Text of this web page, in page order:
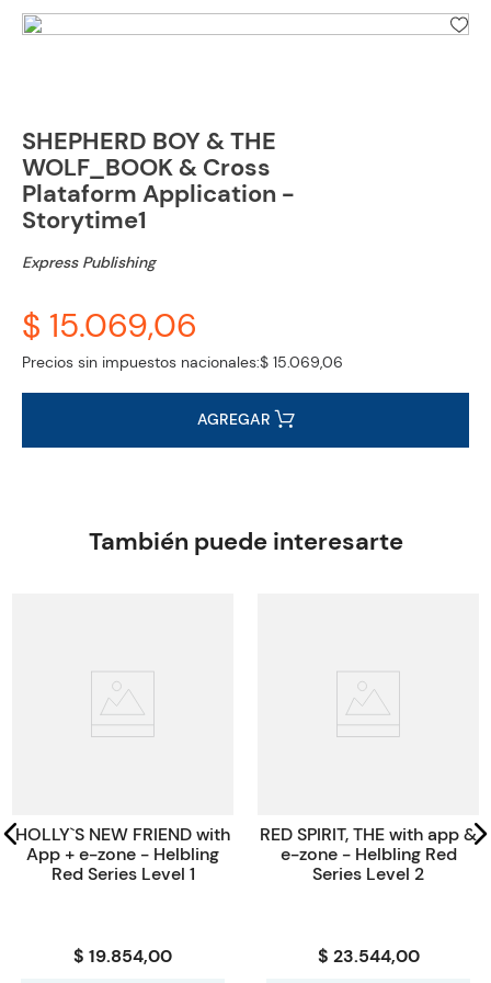
SHEPHERD BOY & THE
WOLF_BOOK & Cross
Plataform Application -
Storytime1
Express Publishing
$ 15.069,06
Precios sin impuestos nacionales:$ 15.069,06
AGREGAR
También puede interesarte
HOLLY`S NEW FRIEND with
App + e-zone - Helbling
Red Series Level 1
$ 19.854,00
RED SPIRIT, THE with app &
e-zone - Helbling Red
Series Level 2
$ 23.544,00